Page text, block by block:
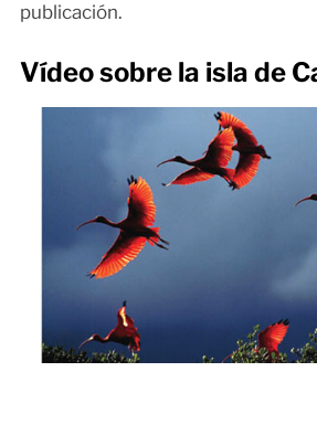
publicación.
Vídeo sobre la isla de